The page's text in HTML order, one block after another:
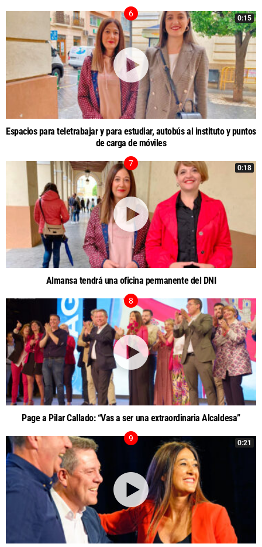
0:15
Espacios para teletrabajar y para estudiar, autobús al instituto y puntos
de carga de móviles
0:18
Almansa tendrá una oficina permanente del DNI
Page a Pilar Callado: “Vas a ser una extraordinaria Alcaldesa”
0:21